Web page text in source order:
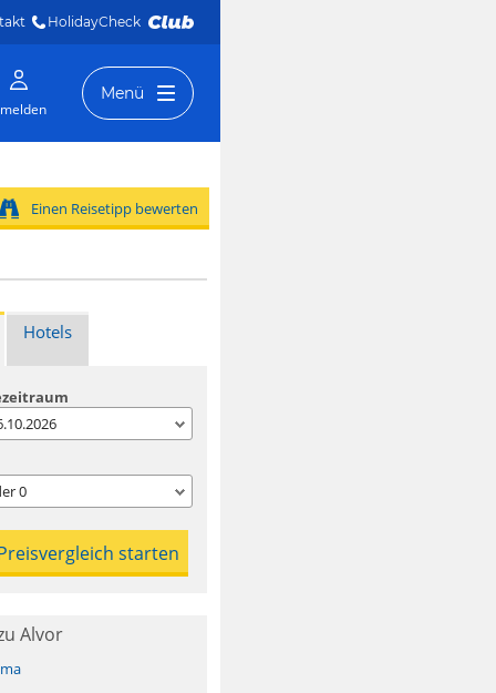
HolidayCheck
Menü
Einen Reisetipp bewerten
Hotels
0
Alvor